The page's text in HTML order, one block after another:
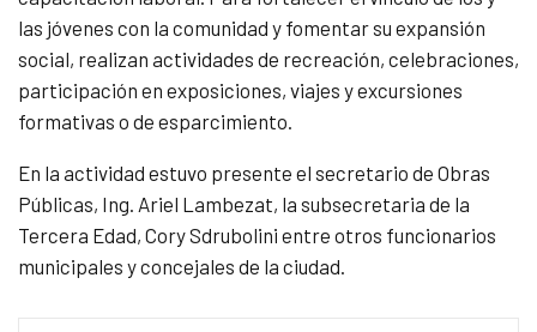
las jóvenes con la comunidad y fomentar su expansión
social, realizan actividades de recreación, celebraciones,
participación en exposiciones, viajes y excursiones
formativas o de esparcimiento.
En la actividad estuvo presente el secretario de Obras
Públicas, Ing. Ariel Lambezat, la subsecretaria de la
Tercera Edad, Cory Sdrubolini entre otros funcionarios
municipales y concejales de la ciudad.